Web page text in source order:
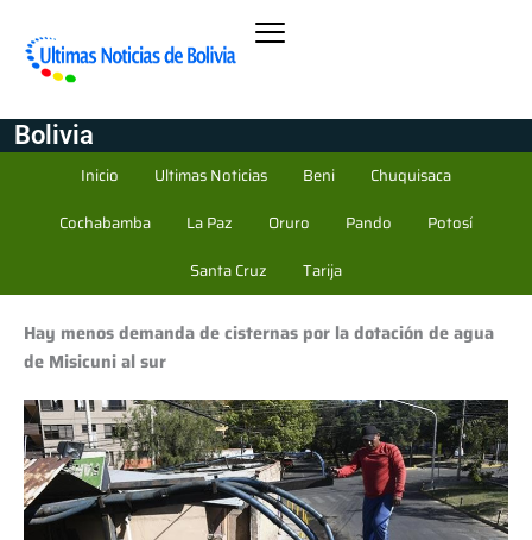
Bolivia
Inicio Ultimas Noticias Beni
Chuquisaca
Cochabamba
La Paz Oruro Pando
Potosí
Santa Cruz
Tarija
Hay menos demanda de cisternas por la dotación de agua
de Misicuni al sur